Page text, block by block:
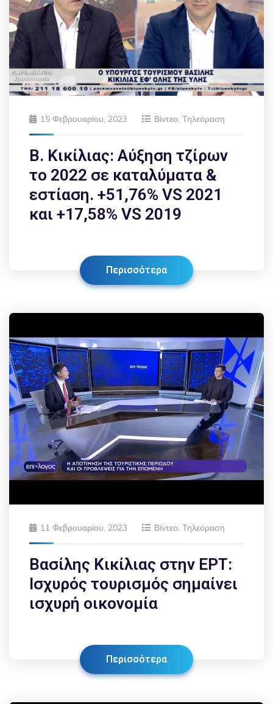
15 Φεβρουαρίου, 2023 Βίντεο, Τηλεόραση
Β. Κικίλιας: Αύξηση τζίρων
το 2022 σε καταλύματα &
εστίαση. +51,76% VS 2021
και +17,58% VS 2019
Περισσότερα
11 Φεβρουαρίου, 2023 Βίντεο, Τηλεόραση
Βασίλης Κικίλιας στην ΕΡΤ:
Ισχυρός τουρισμός σημαίνει
ισχυρή οικονομία
Περισσότερα